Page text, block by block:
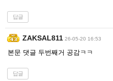
답글
ZAKSAL811 26-05-20 16:53
본문 댓글 두번째거 공감ㅋㅋ
답글